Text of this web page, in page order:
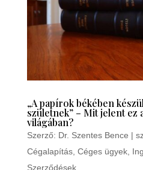
„A papírok békében
születnek” – Mit jelent ez
világában?
Szerző: Dr. Szentes Bence |
Cégalapítás, Céges ügyek,
Szerződések